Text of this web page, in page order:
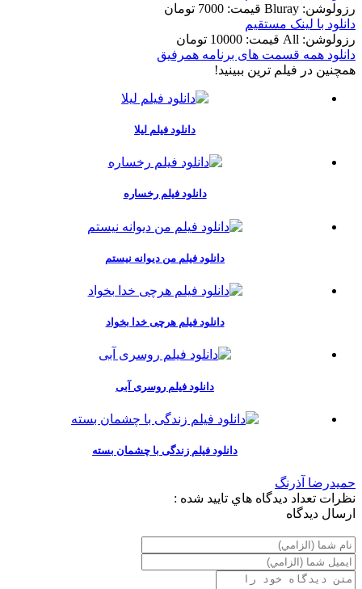
رزولوشن: Bluray
قيمت: 7000 تومان
دانلود با لينک مستقيم
رزولوشن: All
قيمت: 10000 تومان
دانلود همه قسمت های برنامه همرفیق
همچنين در فيلم ترين ببينيد!
دانلود فیلم لیلا
دانلود فیلم رخساره
دانلود فیلم من دیوانه نیستم
دانلود فیلم هرچی خدا بخواد
دانلود فیلم روسری آبی
دانلود فیلم زندگی با چشمان بسته
حمیدرضا آذرنگ
نظرات تعداد ديدگاه هاي تاييد شده :
ارسال ديدگاه